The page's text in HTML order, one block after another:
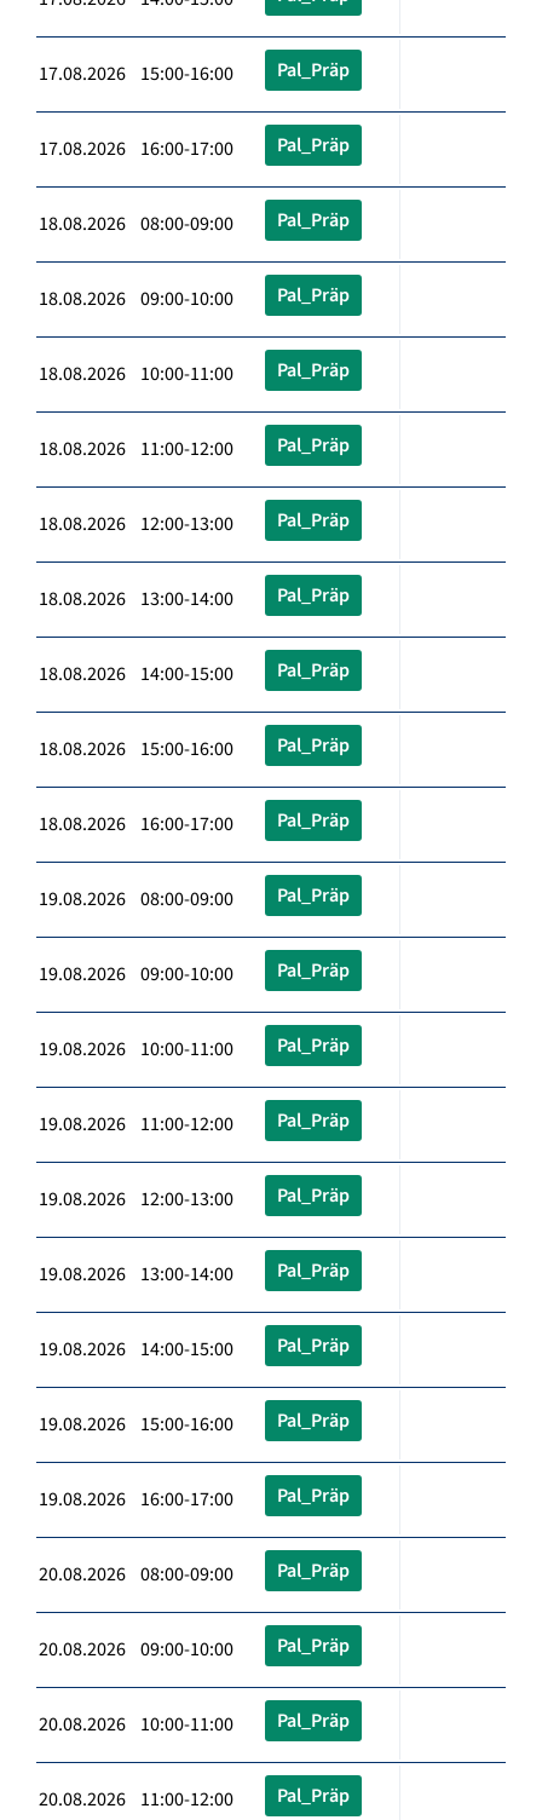
17.08.2026 15:00-16:00 Pal_Präp
17.08.2026 16:00-17:00 Pal_Präp
18.08.2026 08:00-09:00 Pal_Präp
18.08.2026 09:00-10:00 Pal_Präp
18.08.2026 10:00-11:00 Pal_Präp
18.08.2026 11:00-12:00 Pal_Präp
18.08.2026 12:00-13:00 Pal_Präp
18.08.2026 13:00-14:00 Pal_Präp
18.08.2026 14:00-15:00 Pal_Präp
18.08.2026 15:00-16:00 Pal_Präp
18.08.2026 16:00-17:00 Pal_Präp
19.08.2026 08:00-09:00 Pal_Präp
19.08.2026 09:00-10:00 Pal_Präp
19.08.2026 10:00-11:00 Pal_Präp
19.08.2026 11:00-12:00 Pal_Präp
19.08.2026 12:00-13:00 Pal_Präp
19.08.2026 13:00-14:00 Pal_Präp
19.08.2026 14:00-15:00 Pal_Präp
19.08.2026 15:00-16:00 Pal_Präp
19.08.2026 16:00-17:00 Pal_Präp
20.08.2026 08:00-09:00 Pal_Präp
20.08.2026 09:00-10:00 Pal_Präp
20.08.2026 10:00-11:00 Pal_Präp
20.08.2026 11:00-12:00 Pal_Präp